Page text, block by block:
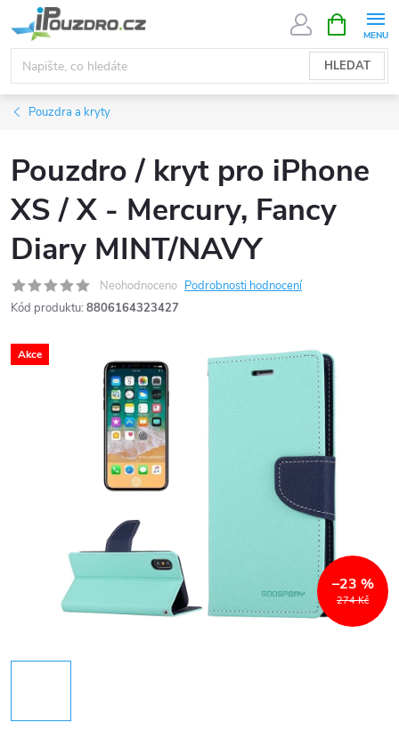
na
obsah
HLEDAT
NÁKUPNÍ
KOŠÍK
Pouzdra a kryty
Pouzdro / kryt pro iPhone
XS / X - Mercury, Fancy
Diary MINT/NAVY
Neohodnoceno Podrobnosti hodnocení
Kód produktu: 8806164323427
Akce
274 Kč
–23 %